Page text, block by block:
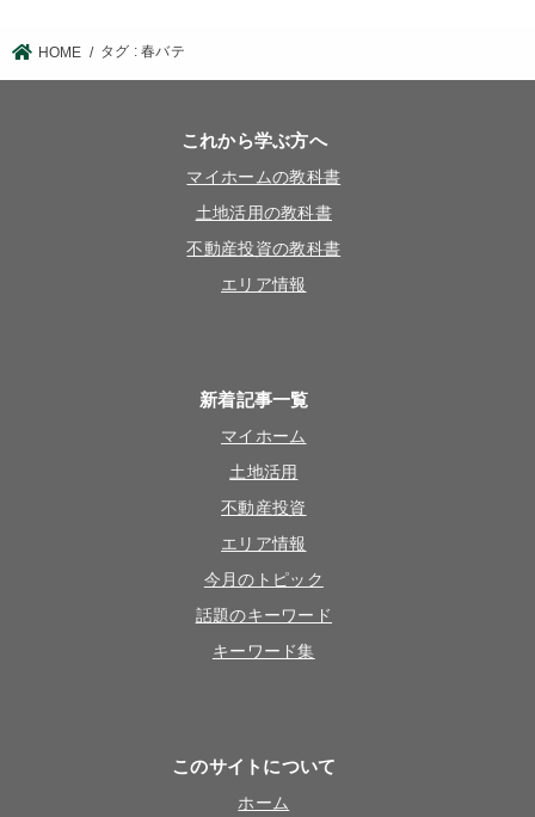
HOME タグ : 春バテ
これから学ぶ方へ
マイホームの教科書
土地活用の教科書
不動産投資の教科書
エリア情報
新着記事一覧
マイホーム
土地活用
不動産投資
エリア情報
今月のトピック
話題のキーワード
キーワード集
このサイトについて
ホーム